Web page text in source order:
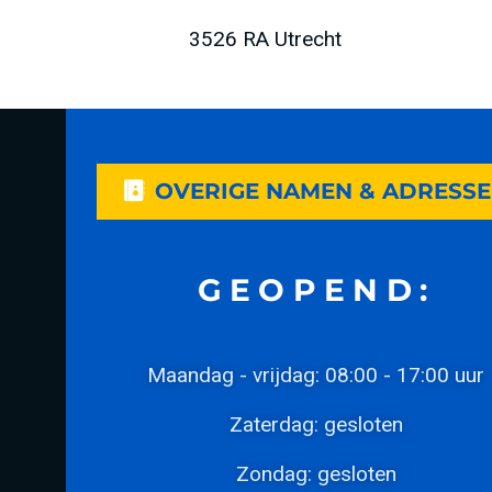
3526 RA Utrecht
OVERIGE NAMEN &
GEOPEND:
Maandag - vrijdag: 08:00 - 17:00 uur
Zaterdag: gesloten
Zondag: gesloten